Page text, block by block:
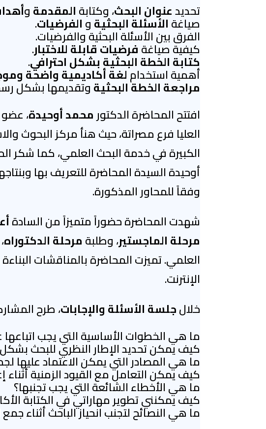
تحديدعنوان البحث، وكتابةالمقدمةو
صياغةالأسئلة البحثيةوالفرضيات.
الفرق بين الأسئلة البحثية والفرضيات.
كيفية صياغةفرضيات قابلة للاختبار.
كتابة الخطة البحثية بشكل احترافي.
أهمية استخداملغة أكاديمية واضحة
مراجعة الخطة البحثيةوتقديمها بشكل
افتتح المحاضرة الدكتورمحمد أوحيدة، عضو
العليا فرع مصراتة، حيث هنأ مركز البحوث
الكبيرة في خدمة البحث العلمي، كما شكر
أوحيدة السيدة المحاضرة للتعريف بها
وفقاً للمحاور المذكورة.
شهدت المحاضرة حضوراً متميزاً من السادة
مرحلة الماجستير، وطلبةمرحلة الدكتوراه
العلمي. تميزت المحاضرة بالمناقشات
الإنترنت.
خلالجلسة الأسئلة والإجابات، طرح
ما هي الخطوات الأساسية التي يجب
كيف يمكن تحديد الإطار النظري للبحث
ما هي المصادر التي يمكن الاعتماد عليها
كيف يمكن التعامل مع القيود الزمنية أثناء
ما هي الأخطاء الشائعة التي يجب تجنبها؟
كيف يمكنني تطوير مهاراتي في الكتابة
ما هي النصائح لتجنب انحياز الباحث أثناء جمع